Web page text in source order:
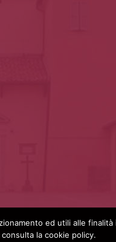
ed utili alle
la cookie policy.